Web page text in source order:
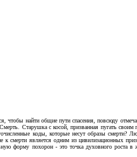
найти общие пути спасения, повсюду
Старушка с косой, призванная пугать
коды, которые несут образы смерти?
смерти является одним из цивилизационных
форму похорон - это точка духовного роста